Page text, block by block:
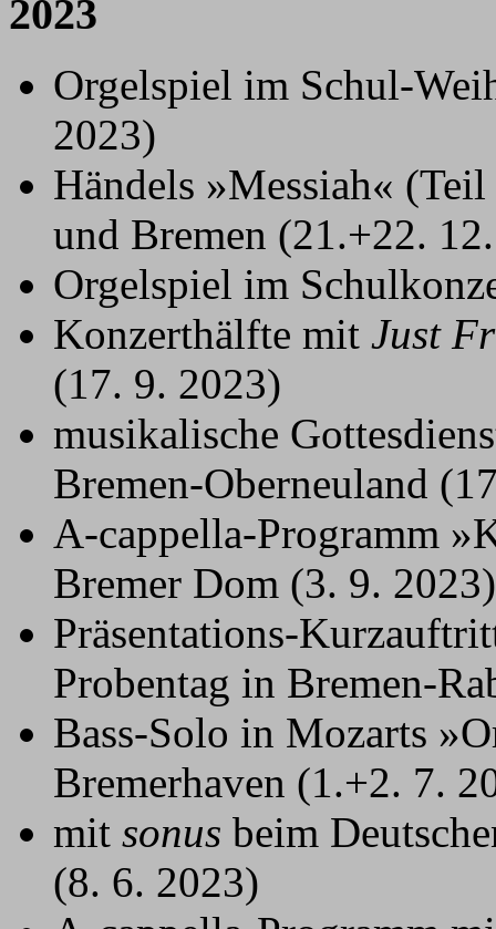
2023
Orgelspiel im Schul-
2023)
Händels »Messiah«
und Bremen (21.+22.
Orgelspiel im
Konzerthälfte mit Just
(17. 9. 2023)
musikalische
Bremen-Oberneuland
A-cappella-Programm
Bremer Dom (3. 9. 2023)
Präsentations-
Probentag in Bremen-
Bass-Solo in Mozarts
Bremerhaven (1.+2. 7.
mit sonus beim
(8. 6. 2023)